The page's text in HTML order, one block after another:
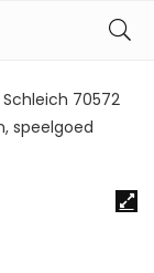
Schleich 70572
speelgoed